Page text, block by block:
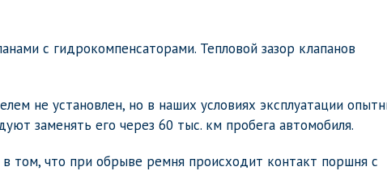
с гидрокомпенсаторами. Тепловой зазор клапанов
не установлен, но в наших условиях эксплуатации
заменять его через 60 тыс. км пробега автомобиля.
том, что при обрыве ремня происходит контакт поршня с